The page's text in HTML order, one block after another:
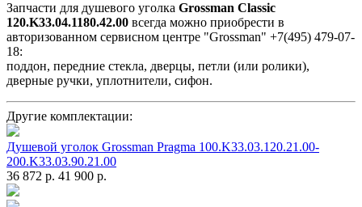
Запчасти для душевого уголка Grossman Classic
120.K33.04.1180.42.00 всегда можно приобрести в
авторизованном сервисном центре "Grossman" +7(495) 479-07-
18:
поддон, передние стекла, дверцы, петли (или ролики),
дверные ручки, уплотнители, сифон.
Другие комплектации:
Душевой уголок Grossman Pragma 100.K33.03.120.21.00-
200.K33.03.90.21.00
36 872 р. 41 900 р.